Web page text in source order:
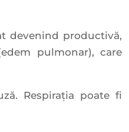
devenind productivă,
pulmonar), care
Respiraţia poate fi